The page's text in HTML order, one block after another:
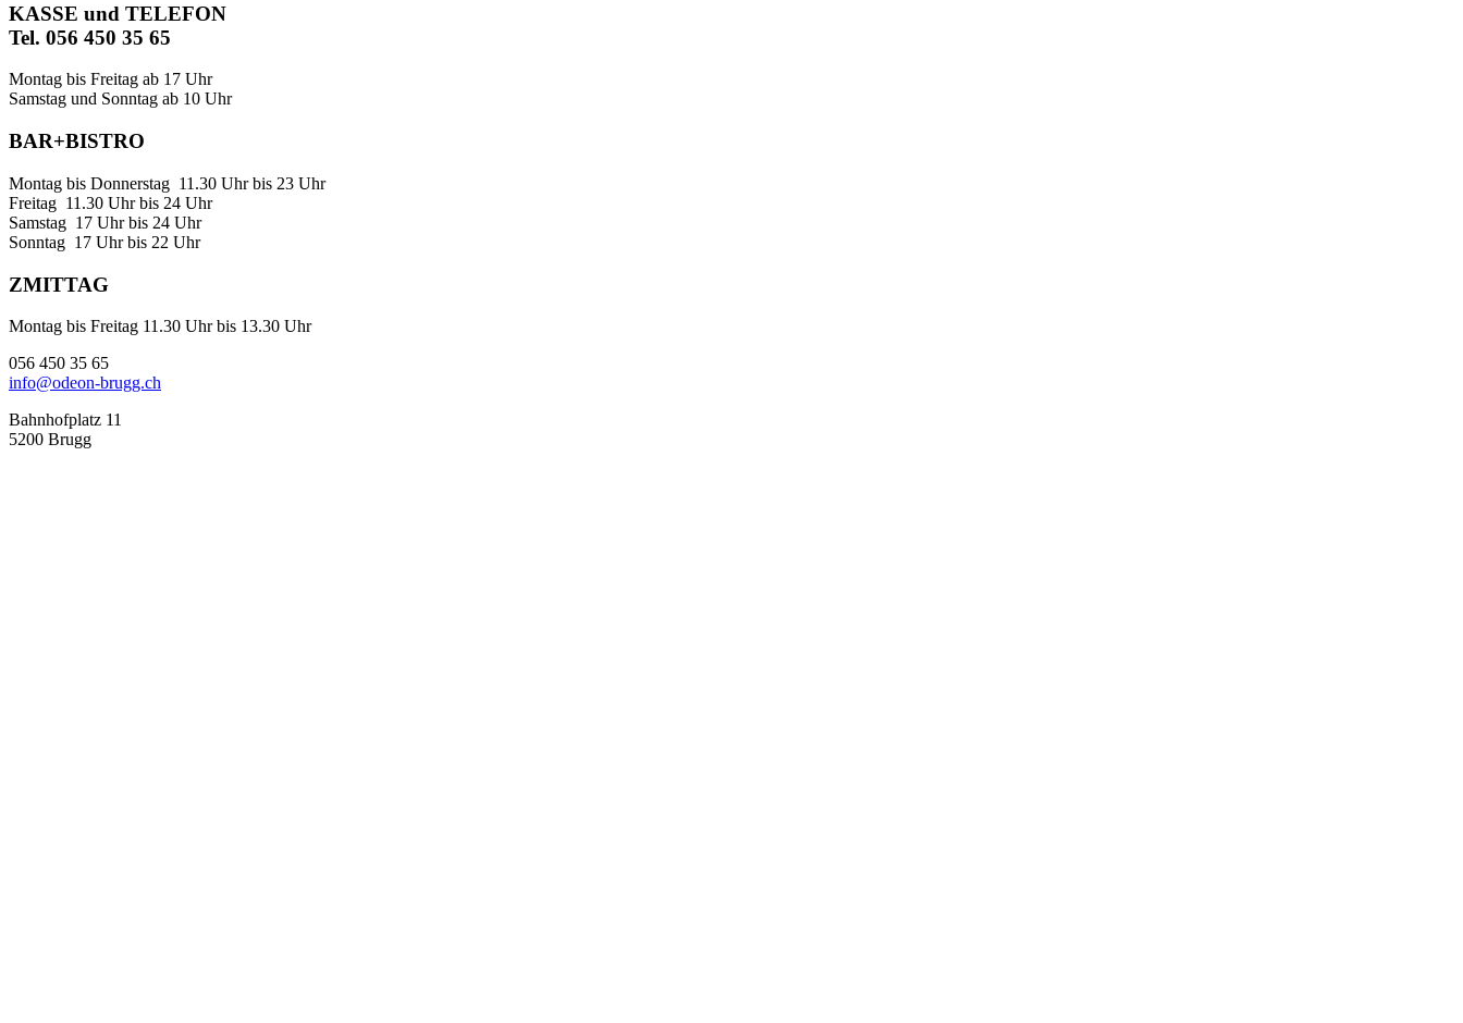
KASSE und TELEFON
Tel. 056 450 35 65
Montag bis Freitag ab 17 Uhr
Samstag und Sonntag ab 10 Uhr
BAR+BISTRO
Montag bis Donnerstag 11.30 Uhr bis 23 Uhr
Freitag 11.30 Uhr bis 24 Uhr
Samstag 17 Uhr bis 24 Uhr
Sonntag 17 Uhr bis 22 Uhr
ZMITTAG
Montag bis Freitag 11.30 Uhr bis 13.30 Uhr
056 450 35 65
info@odeon-brugg.ch
Bahnhofplatz 11
5200 Brugg